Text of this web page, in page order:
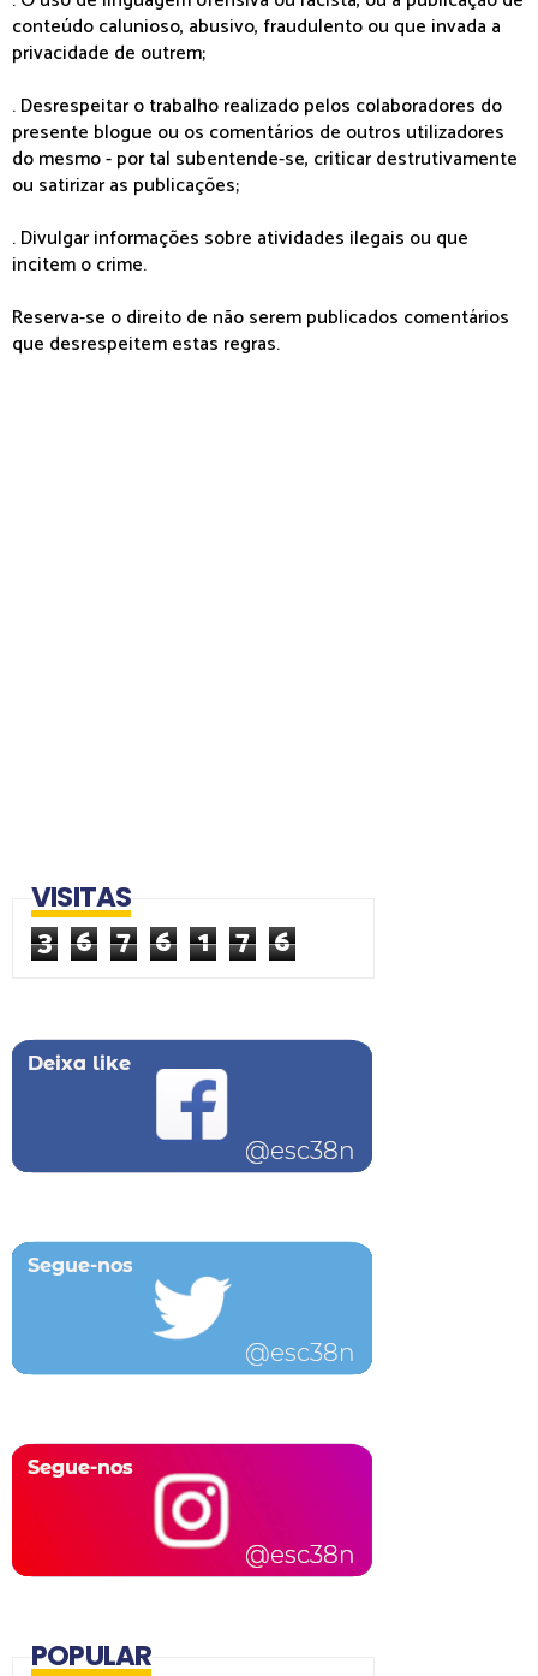
conteúdo calunioso, abusivo, fraudulento ou que invada a
privacidade de outrem;
. Desrespeitar o trabalho realizado pelos colaboradores do
presente blogue ou os comentários de outros utilizadores
do mesmo - por tal subentende-se, criticar destrutivamente
ou satirizar as publicações;
. Divulgar informações sobre atividades ilegais ou que
incitem o crime.
Reserva-se o direito de não serem publicados comentários
que desrespeitem estas regras.
VISITAS
3 6 7 6 1 7 6
POPULAR